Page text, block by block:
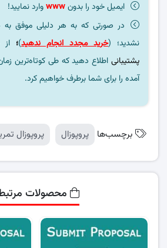
ایمیل خود را بدونwwwوارد نمایید!
در صورتی که به هر دلیلی موفق به
نشدید؛ (خرید مجدد انجام ندهید)؛
پشتیبانی اطلاع دهید که طی کوتاه‌ترین
آمده را برای شما برطرف خواهیم کرد.
برچسب‌ها پروپوزال پروپوزال
محصولات